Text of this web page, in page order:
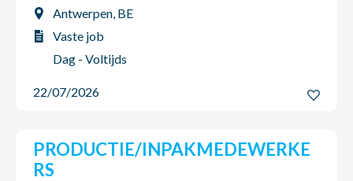
Antwerpen, BE
Vaste job
Dag - Voltijds
22/07/2026
PRODUCTIE/INPAKMEDEWERKE
RS